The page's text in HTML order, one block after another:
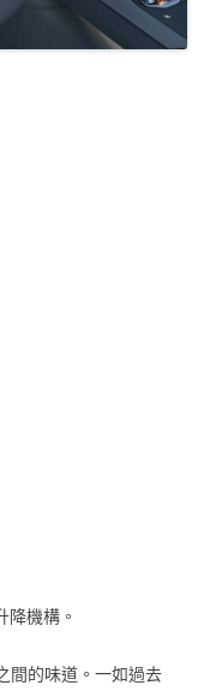
機構。
間的味道。一如過去